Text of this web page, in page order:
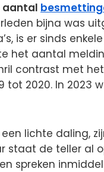
aantal
bijna was
is er sinds
het aantal
contrast met
tot 2020. In 2023
een lichte daling,
de teller al
spreken